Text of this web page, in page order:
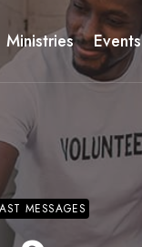
Ministries Events
MESSAGES